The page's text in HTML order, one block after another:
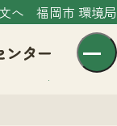
へ 福岡市 環境局